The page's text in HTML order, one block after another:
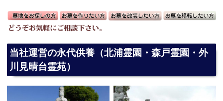
当社運営の永代供養（北浦霊園・森戸霊園・外
川見晴台霊苑）